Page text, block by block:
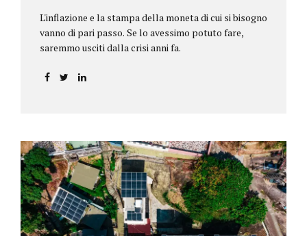
L'inflazione e la stampa della moneta di cui si bisogno
vanno di pari passo. Se lo avessimo potuto fare,
saremmo usciti dalla crisi anni fa.